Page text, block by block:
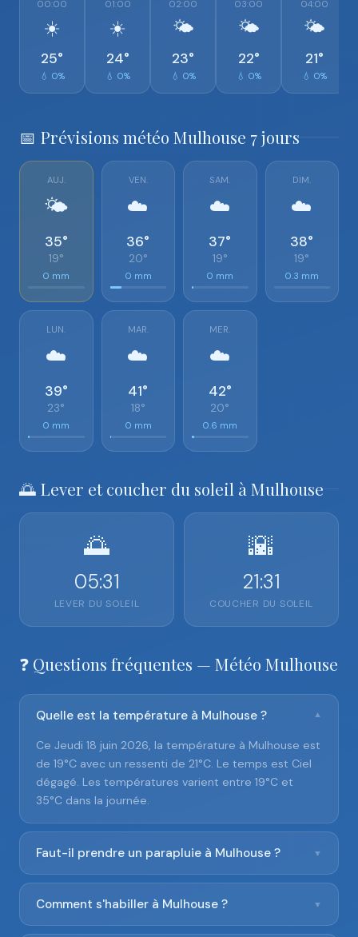
00:00
☀️
25°
💧 0%
01:00
☀️
24°
💧 0%
02:00
🌤️
23°
💧 0%
03:00
🌤️
22°
💧 0%
04:00
🌤️
21°
💧 0%
📅 Prévisions météo Mulhouse 7 jours
AUJ.
🌤️
35°
19°
0 mm
VEN.
☁️
36°
20°
0 mm
SAM.
☁️
37°
19°
0 mm
DIM.
☁️
38°
19°
0.3 mm
LUN.
☁️
39°
23°
0 mm
MAR.
☁️
41°
18°
0 mm
MER.
☁️
42°
20°
0.6 mm
🌅 Lever et coucher du soleil à Mulhouse
🌅
05:31
LEVER DU SOLEIL
🌇
21:31
COUCHER DU SOLEIL
❓ Questions fréquentes — Météo Mulhouse
Quelle est la température à Mulhouse ? ▼
Ce Jeudi 18 juin 2026, la température à Mulhouse est
de 19°C avec un ressenti de 21°C. Le temps est Ciel
dégagé. Les températures varient entre 19°C et
35°C dans la journée.
Faut-il prendre un parapluie à Mulhouse ? ▼
Comment s'habiller à Mulhouse ? ▼